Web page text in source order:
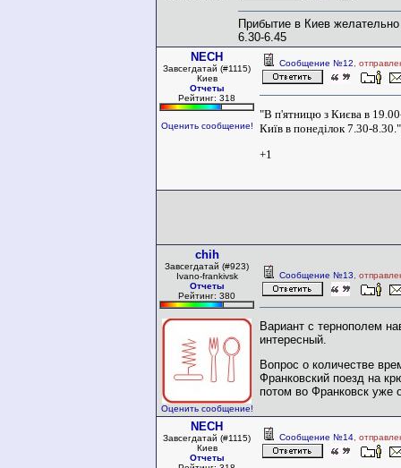
Прибытие в Киев
6.30-6.45
NECH
Завсегдатай (#1115)
Киев
Отчеты
Рейтинг: 318
Оценить сообщение!
Сообщение №12 ,
"В п'ятницю з Києва в
Київ в понеділок 7.30-8.30."
+1
chih
Завсегдатай (#923)
Ivano-frankivsk
Отчеты
Рейтинг: 380
Оценить сообщение!
Сообщение №13 ,
Вариант с тернополем
интересный.
Вопрос о количестве
Франковский поезд на
потом во Франковск уже
NECH
Завсегдатай (#1115)
Киев
Отчеты
Сообщение №14 ,